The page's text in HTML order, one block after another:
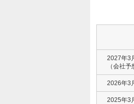
2027年3
（会社予
2026年3
2025年3